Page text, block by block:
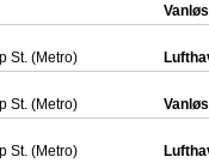
St. (Metro)
St. (Metro)
St. (Metro)